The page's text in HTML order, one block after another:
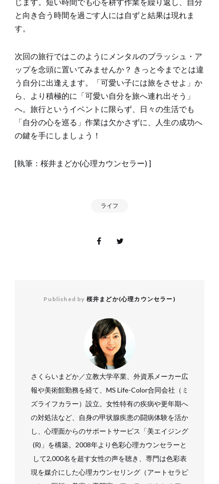
と向き合う時間を過ごす人には自ずと結果は現れま
す。
次回の旅行ではこのようにメンタルのブラッシュ・ア
ップを念頭に置いてみませんか？ きっと今までとは違
う自分に出逢えます。「可愛い子には旅をさせよ」か
ら、より積極的に「可愛い自分を旅へ連れ出そう」
へ。旅行というイベントに限らず、日々の生活でも
「自分の心を巡る」作業は欠かさずに、人生の成功へ
の鍵を手にしましょう！
[執筆：桜井まどか(心理カウンセラー) ]
ライフ
Published by 桜井まどか(心理カウンセラー)
さくらいまどか／立教大学卒業、外資系メーカー広
報や美術館勤務を経て、MS Life-Color合同会社（ミ
ズライフカラー）設立。女性特有の疾病や更年期へ
の対処法など、自身の甲状腺疾患の闘病体験を活か
し、心理面からのサポートサービス「美エイジング
(R)」を構築。2008年より色彩心理カウンセラーと
して2,000名を超す女性の声を聴き、専門は色彩表
現を媒介にした心理カウンセリング（アートセラピ